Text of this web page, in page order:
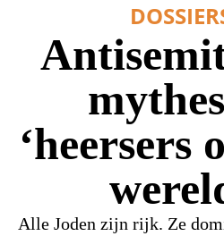
‘heersers
Alle Joden zijn rijk. Ze